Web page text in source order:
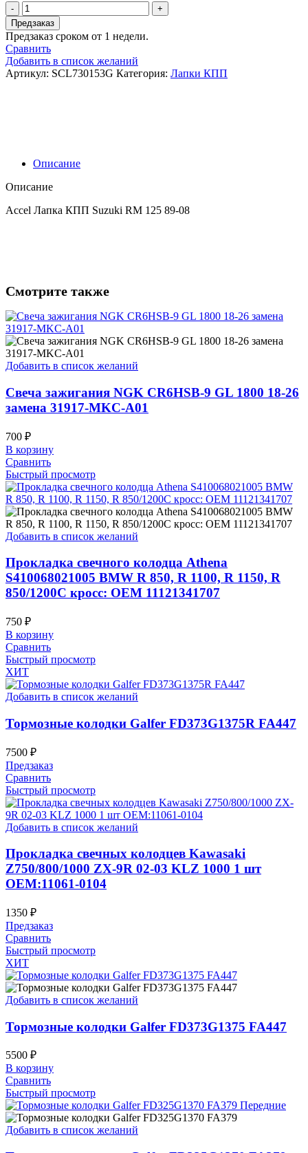
Количество
товара
Accel
Лапка
КПП
Suzuki
RM
Предзаказ
Предзаказ сроком от 1 недели.
Сравнить
Добавить в список желаний
Артикул: SCL730153G Категория: Лапки КПП
Описание
Описание
Accel Лапка КПП Suzuki RM 125 89-08
Смотрите также
Добавить в список желаний
Свеча зажигания NGK CR6HSB-9 GL 1800 18-26
замена 31917-MKC-A01
700 ₽
В корзину
Сравнить
Быстрый просмотр
Добавить в список желаний
Прокладка свечного колодца Athena
S410068021005 BMW R 850, R 1100, R 1150, R
850/1200C кросс: OEM 11121341707
750 ₽
В корзину
Сравнить
Быстрый просмотр
ХИТ
Добавить в список желаний
Тормозные колодки Galfer FD373G1375R FA447
7500 ₽
Предзаказ
Сравнить
Быстрый просмотр
Добавить в список желаний
Прокладка свечных колодцев Kawasaki
Z750/800/1000 ZX-9R 02-03 KLZ 1000 1 шт
OEM:11061-0104
1350 ₽
Предзаказ
Сравнить
Быстрый просмотр
ХИТ
Добавить в список желаний
Тормозные колодки Galfer FD373G1375 FA447
5500 ₽
В корзину
Сравнить
Быстрый просмотр
Добавить в список желаний